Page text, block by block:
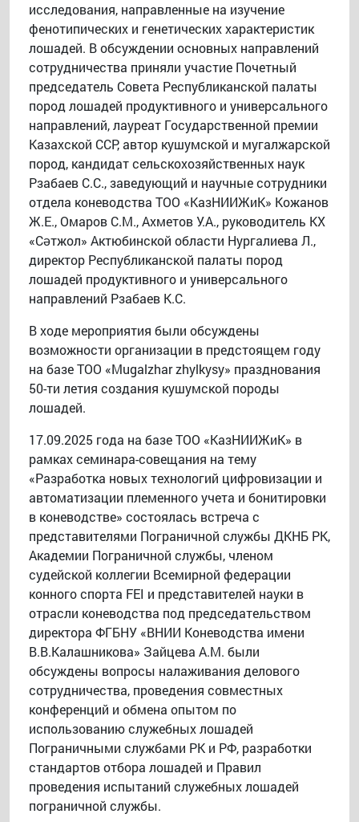
исследования, направленные на изучение
фенотипических и генетических характеристик
лошадей. В обсуждении основных направлений
сотрудничества приняли участие Почетный
председатель Совета Республиканской палаты
пород лошадей продуктивного и универсального
направлений, лауреат Государственной премии
Казахской ССР, автор кушумской и мугалжарской
пород, кандидат сельскохозяйственных наук
Рзабаев С.С., заведующий и научные сотрудники
отдела коневодства ТОО «КазНИИЖиК» Кожанов
Ж.Е., Омаров С.М., Ахметов У.А., руководитель КХ
«Сәтжол» Актюбинской области Нургалиева Л.,
директор Республиканской палаты пород
лошадей продуктивного и универсального
направлений Рзабаев К.С.
В ходе мероприятия были обсуждены
возможности организации в предстоящем году
на базе ТОО «Mugalzhar zhylkysy» празднования
50-ти летия создания кушумской породы
лошадей.
17.09.2025 года на базе ТОО «КазНИИЖиК» в
рамках семинара-совещания на тему
«Разработка новых технологий цифровизации и
автоматизации племенного учета и бонитировки
в коневодстве» состоялась встреча с
представителями Пограничной службы ДКНБ РК,
Академии Пограничной службы, членом
судейской коллегии Всемирной федерации
конного спорта FEI и представителей науки в
отрасли коневодства под председательством
директора ФГБНУ «ВНИИ Коневодства имени
В.В.Калашникова» Зайцева А.М. были
обсуждены вопросы налаживания делового
сотрудничества, проведения совместных
конференций и обмена опытом по
использованию служебных лошадей
Пограничными службами РК и РФ, разработки
стандартов отбора лошадей и Правил
проведения испытаний служебных лошадей
пограничной службы.